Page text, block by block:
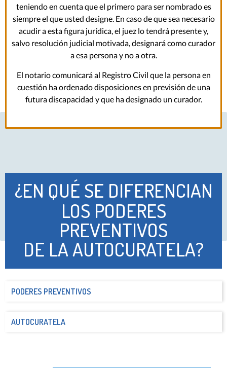
teniendo en cuenta que el primero para ser nombrado es
siempre el que usted designe. En caso de que sea necesario
acudir a esta figura jurídica, el juez lo tendrá presente y,
salvo resolución judicial motivada, designará como curador
a esa persona y no a otra.
El notario comunicará al Registro Civil que la persona en
cuestión ha ordenado disposiciones en previsión de una
futura discapacidad y que ha designado un curador.
¿EN QUÉ SE DIFERENCIAN
LOS PODERES
PREVENTIVOS
DE LA AUTOCURATELA?
PODERES PREVENTIVOS
AUTOCURATELA